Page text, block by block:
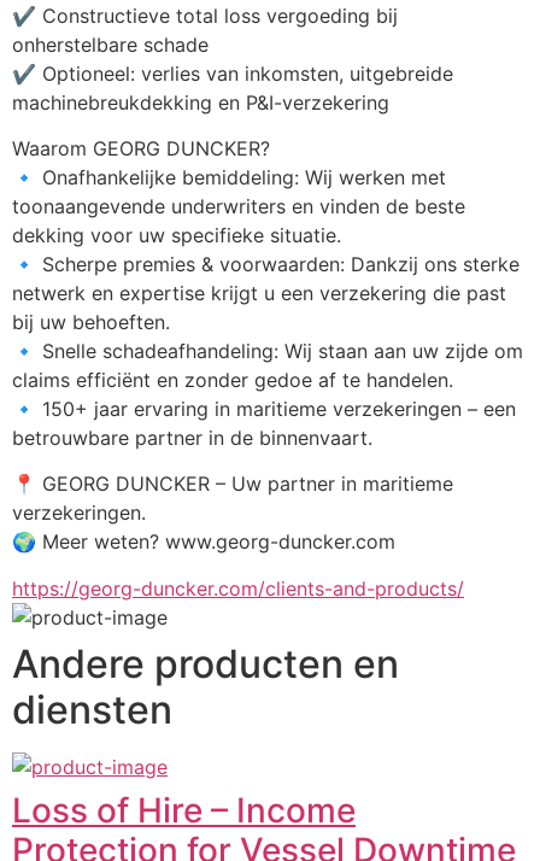
✔️ Constructieve total loss vergoeding bij
onherstelbare schade
✔️ Optioneel: verlies van inkomsten, uitgebreide
machinebreukdekking en P&I-verzekering
Waarom GEORG DUNCKER?
🔹 Onafhankelijke bemiddeling: Wij werken met
toonaangevende underwriters en vinden de beste
dekking voor uw specifieke situatie.
🔹 Scherpe premies & voorwaarden: Dankzij ons sterke
netwerk en expertise krijgt u een verzekering die past
bij uw behoeften.
🔹 Snelle schadeafhandeling: Wij staan aan uw zijde om
claims efficiënt en zonder gedoe af te handelen.
🔹 150+ jaar ervaring in maritieme verzekeringen – een
betrouwbare partner in de binnenvaart.
📍 GEORG DUNCKER – Uw partner in maritieme
verzekeringen.
🌍 Meer weten? www.georg-duncker.com
https://georg-duncker.com/clients-and-products/
Andere producten en
diensten
Loss of Hire – Income
Protection for Vessel Downtime